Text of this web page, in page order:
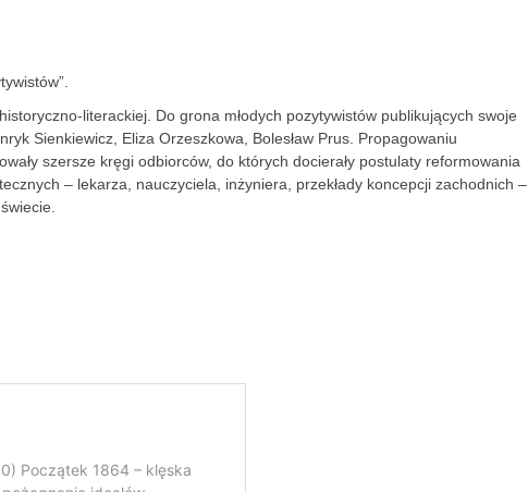
literackiej. Do grona młodych pozytywistów publikujących swoje
Sienkiewicz, Eliza Orzeszkowa, Bolesław Prus. Propagowaniu
szersze kręgi odbiorców, do których docierały postulaty reformowania
– lekarza, nauczyciela, inżyniera, przekłady koncepcji zachodnich –